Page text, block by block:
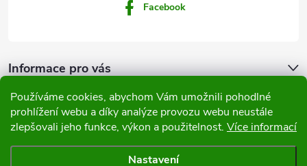
Používáme cookies, abychom Vám umožnili pohodlné
prohlížení webu a díky analýze provozu webu neustále
zlepšovali jeho funkce, výkon a použitelnost. Více informací
Nastavení
Facebook
Informace pro vás
Přijímáme online platby